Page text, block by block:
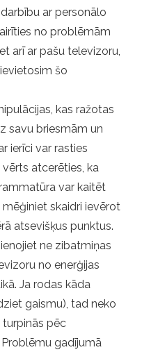
ar personālo
no problēmām
arī ar pašu televizoru,
šo
kas ražotas
savu briesmām un
ierīci var rasties
atcerēties, ka
var kaitēt
skaidri ievērot
atsevišķus punktus.
ne zibatmiņas
no enerģijas
Ja rodas kāda
gaismu), tad neko
turpinās pēc
gadījumā